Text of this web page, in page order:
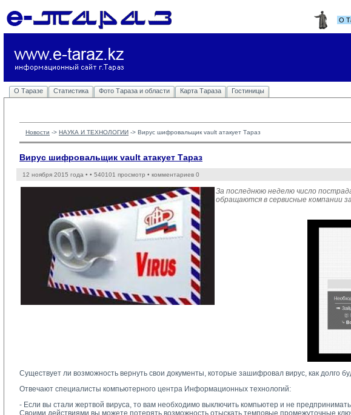
О
О Таразе Статистика Фото Тараза и области Карта Тараза Гостиницы
Новости -> НАУКА И ТЕХНОЛОГИИ -> Вирус шифровальщик vault атакует Тараз
Вирус шифровальщик vault атакует Тараз
12 ноября 2015 года • • 540101 просмотр • комментариев 0
За последнюю неделю число
обращаются в сервисные компании
Существует ли возможность вернуть свои документы, которые зашифровал вирус, как долго
Отвечают специалисты компьютерного центра Информационных технологий:
- Если вы стали жертвой вируса, то вам необходимо выключить компьютер и не
Своими действиями вы можете потерять возможность отыскать темповые промежуточные